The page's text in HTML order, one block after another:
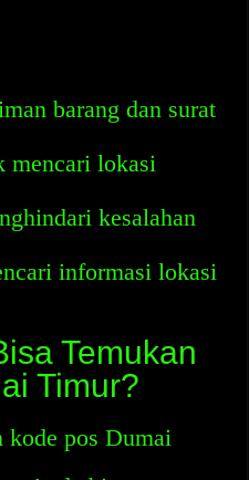
barang dan surat
mencari lokasi
kesalahan
informasi lokasi
Temukan
Timur?
kode pos Dumai